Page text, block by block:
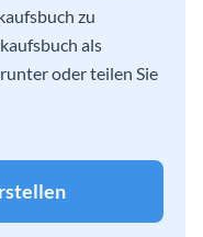
zu
als
oder teilen Sie